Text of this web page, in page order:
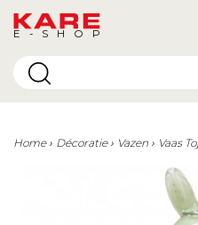
E-SHOP
Home Décoratie Vazen Vaas